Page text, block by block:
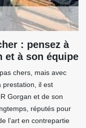
: pensez à
et à son équipe
chers, mais avec
prestation, il est
Gorgan et de son
réputés pour
l’art en contrepartie